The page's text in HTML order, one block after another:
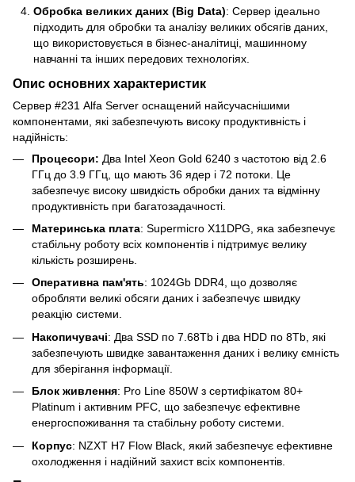
Обробка великих даних (Big Data): Сервер ідеально
підходить для обробки та аналізу великих обсягів даних,
що використовується в бізнес-аналітиці, машинному
навчанні та інших передових технологіях.
Опис основних характеристик
Сервер #231 Alfa Server оснащений найсучаснішими
компонентами, які забезпечують високу продуктивність і
надійність:
Процесори: Два Intel Xeon Gold 6240 з частотою від 2.6
ГГц до 3.9 ГГц, що мають 36 ядер і 72 потоки. Це
забезпечує високу швидкість обробки даних та відмінну
продуктивність при багатозадачності.
Материнська плата: Supermicro X11DPG, яка забезпечує
стабільну роботу всіх компонентів і підтримує велику
кількість розширень.
Оперативна пам'ять: 1024Gb DDR4, що дозволяє
обробляти великі обсяги даних і забезпечує швидку
реакцію системи.
Накопичувачі: Два SSD по 7.68Tb і два HDD по 8Tb, які
забезпечують швидке завантаження даних і велику ємність
для зберігання інформації.
Блок живлення: Pro Line 850W з сертифікатом 80+
Platinum і активним PFC, що забезпечує ефективне
енергоспоживання та стабільну роботу системи.
Корпус: NZXT H7 Flow Black, який забезпечує ефективне
охолодження і надійний захист всіх компонентів.